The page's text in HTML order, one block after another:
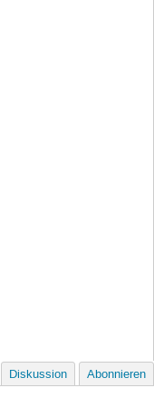
Diskussion Abonnieren